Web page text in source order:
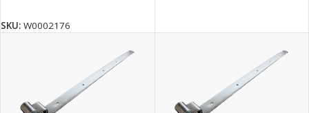
SKU: W0002176